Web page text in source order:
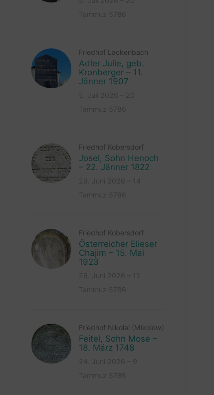
Friedhof Lackenbach
Adler Julie, geb.
Kronberger – 11.
Jänner 1907
Friedhof Kobersdorf
Josel, Sohn Henoch
– 22. Jänner 1822
Friedhof Kobersdorf
Österreicher Elieser
Chajim – 15. Mai
1923
Friedhof Nikolai (Mikolow)
Feitel, Sohn Mose –
18. März 1748